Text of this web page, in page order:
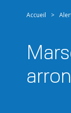
Accueil >